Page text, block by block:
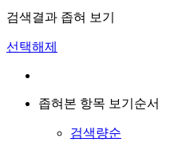
검색결과 좁혀 보기
선택해제
좁혀본 항목 보기순서
검색량순